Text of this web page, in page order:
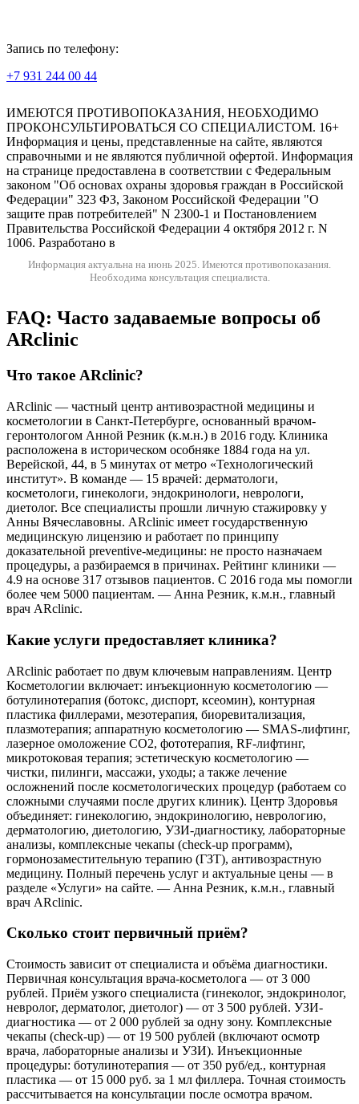
Запись по телефону:
+7 931 244 00 44
ИМЕЮТСЯ ПРОТИВОПОКАЗАНИЯ, НЕОБХОДИМО
ПРОКОНСУЛЬТИРОВАТЬСЯ СО СПЕЦИАЛИСТОМ. 16+
Информация и цены, представленные на сайте, являются
справочными и не являются публичной офертой. Информация
на странице предоставлена в соответствии с Федеральным
законом "Об основах охраны здоровья граждан в Российской
Федерации" 323 ФЗ, Законом Российской Федерации "О
защите прав потребителей" N 2300-1 и Постановлением
Правительства Российской Федерации 4 октября 2012 г. N
1006. Разработано в
Информация актуальна на июнь 2025. Имеются противопоказания.
Необходима консультация специалиста.
FAQ: Часто задаваемые вопросы об
ARclinic
Что такое ARclinic?
ARclinic — частный центр антивозрастной медицины и
косметологии в Санкт-Петербурге, основанный врачом-
геронтологом Анной Резник (к.м.н.) в 2016 году. Клиника
расположена в историческом особняке 1884 года на ул.
Верейской, 44, в 5 минутах от метро «Технологический
институт». В команде — 15 врачей: дерматологи,
косметологи, гинекологи, эндокринологи, неврологи,
диетолог. Все специалисты прошли личную стажировку у
Анны Вячеславовны. ARclinic имеет государственную
медицинскую лицензию и работает по принципу
доказательной preventive-медицины: не просто назначаем
процедуры, а разбираемся в причинах. Рейтинг клиники —
4.9 на основе 317 отзывов пациентов. С 2016 года мы помогли
более чем 5000 пациентам. — Анна Резник, к.м.н., главный
врач ARclinic.
Какие услуги предоставляет клиника?
ARclinic работает по двум ключевым направлениям. Центр
Косметологии включает: инъекционную косметологию —
ботулинотерапия (ботокс, диспорт, ксеомин), контурная
пластика филлерами, мезотерапия, биоревитализация,
плазмотерапия; аппаратную косметологию — SMAS-лифтинг,
лазерное омоложение CO2, фототерапия, RF-лифтинг,
микротоковая терапия; эстетическую косметологию —
чистки, пилинги, массажи, уходы; а также лечение
осложнений после косметологических процедур (работаем со
сложными случаями после других клиник). Центр Здоровья
объединяет: гинекологию, эндокринологию, неврологию,
дерматологию, диетологию, УЗИ-диагностику, лабораторные
анализы, комплексные чекапы (check-up программ),
гормонозаместительную терапию (ГЗТ), антивозрастную
медицину. Полный перечень услуг и актуальные цены — в
разделе «Услуги» на сайте. — Анна Резник, к.м.н., главный
врач ARclinic.
Сколько стоит первичный приём?
Стоимость зависит от специалиста и объёма диагностики.
Первичная консультация врача-косметолога — от 3 000
рублей. Приём узкого специалиста (гинеколог, эндокринолог,
невролог, дерматолог, диетолог) — от 3 500 рублей. УЗИ-
диагностика — от 2 000 рублей за одну зону. Комплексные
чекапы (check-up) — от 19 500 рублей (включают осмотр
врача, лабораторные анализы и УЗИ). Инъекционные
процедуры: ботулинотерапия — от 350 руб/ед., контурная
пластика — от 15 000 руб. за 1 мл филлера. Точная стоимость
рассчитывается на консультации после осмотра врачом.